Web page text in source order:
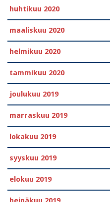
huhtikuu 2020
maaliskuu 2020
helmikuu 2020
tammikuu 2020
joulukuu 2019
marraskuu 2019
lokakuu 2019
syyskuu 2019
elokuu 2019